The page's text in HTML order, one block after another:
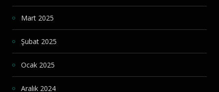
Mart 2025
Şubat 2025
Ocak 2025
Aralık 2024